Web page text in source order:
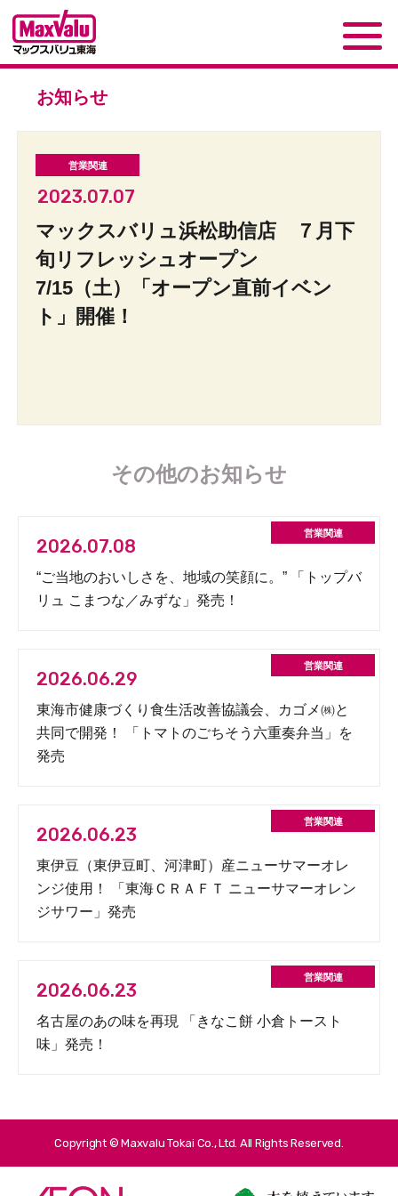
お知らせ
2023.07.07
マックスバリュ浜松助信店 ７月下
旬リフレッシュオープン
7/15（土）「オープン直前イベン
ト」開催！
その他のお知らせ
2026.07.08
“ご当地のおいしさを、地域の笑顔に。” 「トップバ
リュ こまつな／みずな」発売！
2026.06.29
東海市健康づくり食生活改善協議会、カゴメ㈱と
共同で開発！ 「トマトのごちそう六重奏弁当」を
発売
2026.06.23
東伊豆（東伊豆町、河津町）産ニューサマーオレ
ンジ使用！ 「東海ＣＲＡＦＴ ニューサマーオレン
ジサワー」発売
2026.06.23
名古屋のあの味を再現 「きなこ餅 小倉トースト
味」発売！
Copyright © Maxvalu Tokai Co., Ltd. All Rights Reserved.